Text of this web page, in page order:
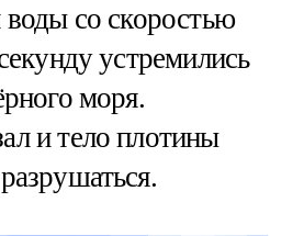
со скоростью
устремились
моря.
и тело плотины